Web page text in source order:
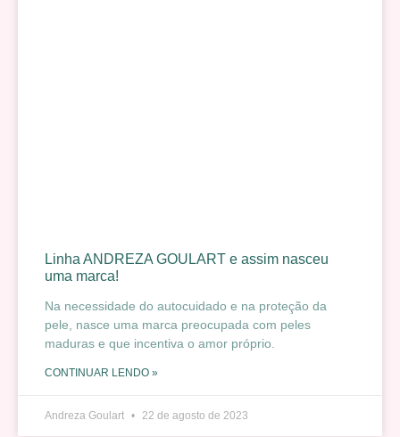
Linha ANDREZA GOULART e assim nasceu
uma marca!
Na necessidade do autocuidado e na proteção da
pele, nasce uma marca preocupada com peles
maduras e que incentiva o amor próprio.
CONTINUAR LENDO »
Andreza Goulart 22 de agosto de 2023